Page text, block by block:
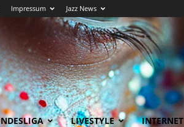
Impressum Jazz News
LIVESTYLE INTERNET